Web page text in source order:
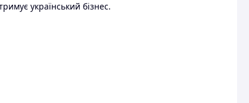
український бізнес.